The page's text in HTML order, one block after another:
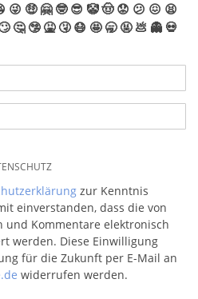
😜 🤑 🤗 🤓 😎 🤡🤠 😟 😕 😖 😫
🤔 🤥 🤮 🤧 😷 🤩 🥱 🤬 💩 👻 💀
zur Kenntnis
einverstanden, dass die von
und Kommentare elektronisch
werden. Diese Einwilligung
für die Zukunft per E-Mail an
widerrufen werden.